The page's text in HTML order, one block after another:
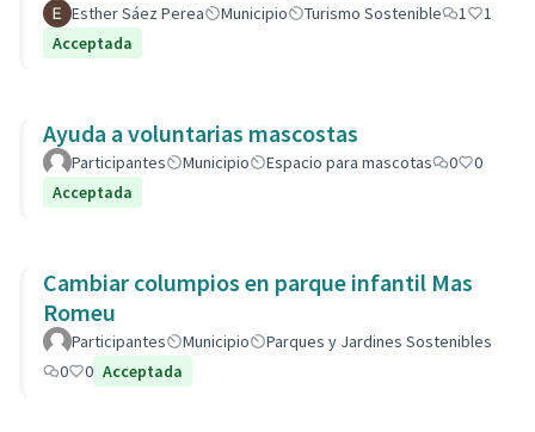
Esther Sáez Perea Municipio Turismo Sostenible 1
1
Acceptada
Ayuda a voluntarias mascostas
Participantes Municipio Espacio para mascotas 0
0
Acceptada
Cambiar columpios en parque infantil Mas
Romeu
Participantes Municipio
Parques y Jardines Sostenibles
0
0 Acceptada